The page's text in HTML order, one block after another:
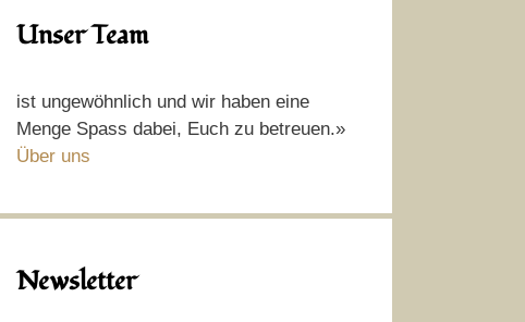
Unser Team
ist ungewöhnlich und wir haben eine
Menge Spass dabei, Euch zu betreuen.»
Über uns
Newsletter